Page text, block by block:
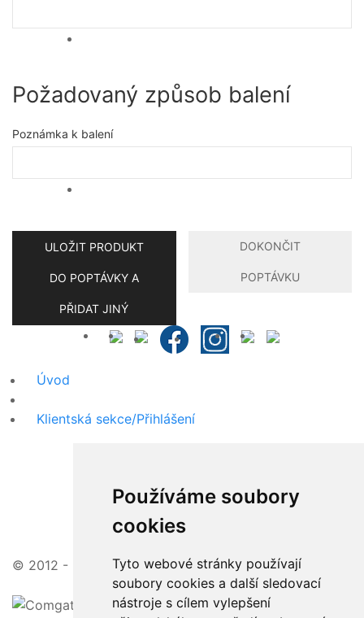
Používáme soubory
cookies
Tyto webové stránky používají
soubory cookies a další sledovací
nástroje s cílem vylepšení
Požadovaný způsob balení
Poznámka k balení
ULOŽIT PRODUKT
DO POPTÁVKY A
PŘIDAT JINÝ
DOKONČIT
POPTÁVKU
Úvod
Klientská sekce/Přihlášení
© 2012 - 2026 | zajímavé ceny, vstřícný přístup